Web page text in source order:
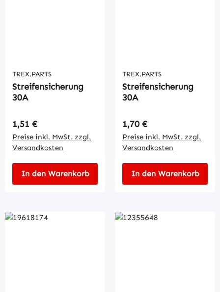
TREX.PARTS
Streifensicherung
30A
Regulärer Preis:
1,51 €
Preise inkl. MwSt. zzgl.
Versandkosten
In den Warenkorb
TREX.PARTS
Streifensicherung
30A
Regulärer Preis:
1,70 €
Preise inkl. MwSt. zzgl.
Versandkosten
In den Warenkorb